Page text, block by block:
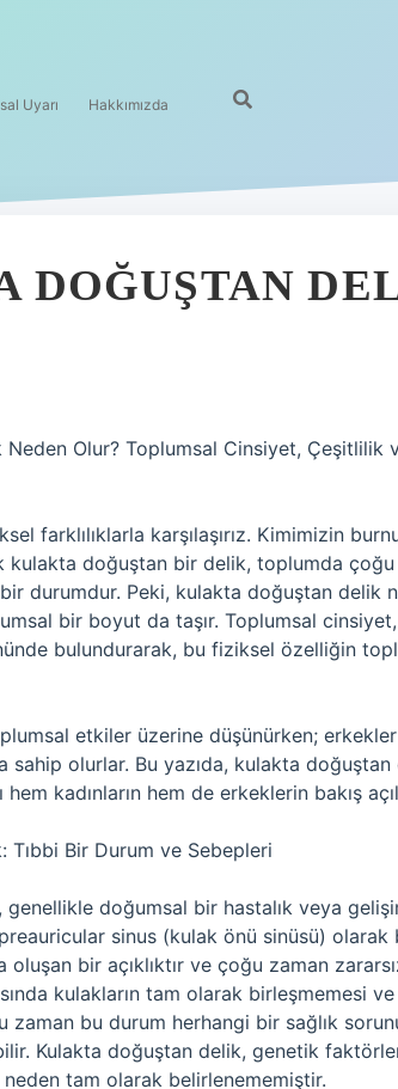
Uyarı Hakkımızda
DOĞUŞTAN
Olur? Toplumsal Cinsiyet, Çeşitlilik
farklılıklarla karşılaşırız. Kimimizin
kulakta doğuştan bir delik, toplumda
durumdur. Peki, kulakta doğuştan delik
bir boyut da taşır. Toplumsal
bulundurarak, bu fiziksel özelliğin
etkiler üzerine düşünürken;
sahip olurlar. Bu yazıda, kulakta
hem kadınların hem de erkeklerin bakış
Tıbbi Bir Durum ve Sebepleri
doğumsal bir hastalık veya
sinus (kulak önü sinüsü)
oluşan bir açıklıktır ve çoğu zaman
kulakların tam olarak birleşmemesi
zaman bu durum herhangi bir sağlık
Kulakta doğuştan delik, genetik
tam olarak belirlenememiştir.